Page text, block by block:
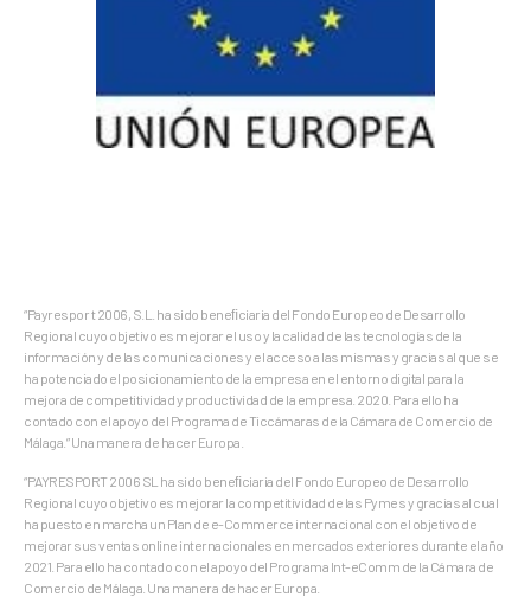
“Payrespor t 2006, S.L. ha sido beneﬁciaria del Fondo Europeo de Desarrollo
Regional cuyo objetivo es mejorar el uso y la calidad de las tecnologías de la
información y de las comunicaciones y el acceso a las mismas y gracias al que se
ha potenciado el posicionamiento de la empresa en el entorno digital para la
mejora de competitividad y productividad de la empresa. 2020. Para ello ha
contado con el apoyo del Programa de Ticcámaras de la Cámara de Comercio de
Málaga.” Una manera de hacer Europa.
“PAYRESPORT 2006 SL ha sido beneﬁciaria del Fondo Europeo de Desarrollo
Regional cuyo objetivo es mejorar la competitividad de las Pymes y gracias al cual
ha puesto en marcha un Plan de e-Commerce internacional con el objetivo de
mejorar sus ventas online internacionales en mercados exteriores durante el año
2021. Para ello ha contado con el apoyo del Programa Int-eComm de la Cámara de
Comercio de Málaga. Una manera de hacer Europa.